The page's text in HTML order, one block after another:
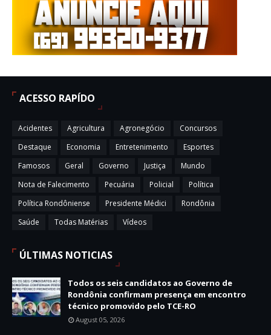
ACESSO RAPÍDO
Acidentes Agricultura Agronegócio
Concursos
Destaque
Economia Entretenimento
Esportes
Famosos
Geral Governo Justiça
Mundo
Nota de Falecimento
Pecuária Policial
Política
Política Rondôniense
Presidente Médici
Rondônia
Saúde
Todas Matérias Vídeos
ÚLTIMAS NOTICIAS
Todos os seis candidatos ao Governo de
Rondônia confirmam presença em encontro
técnico promovido pelo TCE-RO
August 05, 2026